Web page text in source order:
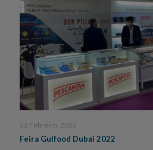
23 Febreiro, 2022
Feira Gulfood Dubai 2022